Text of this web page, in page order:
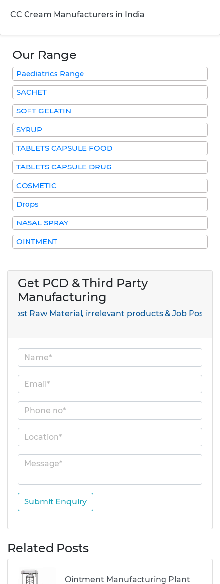
CC Cream Manufacturers in India
Our Range
Paediatrics Range
SACHET
SOFT GELATIN
SYRUP
TABLETS CAPSULE FOOD
TABLETS CAPSULE DRUG
COSMETIC
Drops
NASAL SPRAY
OINTMENT
Get PCD & Third Party
Manufacturing
Raw Material, irrelevant products & Job Post
Submit Enquiry
Related Posts
Ointment Manufacturing Plant